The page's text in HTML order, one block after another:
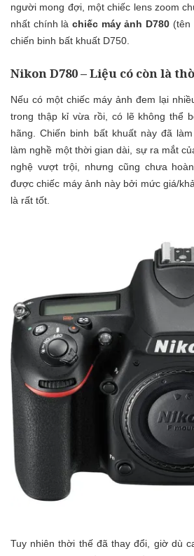
người mong đợi, một chiếc lens zoom
nhất chính làchiếc máy ảnh D780 (tên
chiến binh bất khuất D750.
Nikon D780 – Liệu có còn là
Nếu có một chiếc máy ảnh đem lại
trong thập kỉ vừa rồi, có lẽ không thể
hãng. Chiến binh bất khuất này đã
làm nghề một thời gian dài, sự ra mắt
nghệ vượt trội, nhưng cũng chưa
được chiếc máy ảnh này bởi mức giá/
là rất tốt.
Tuy nhiên thời thế đã thay đổi, giờ dù